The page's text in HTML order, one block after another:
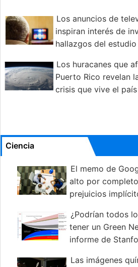
Los anuncios de
inspiran interés de
hallazgos del estudio
Los huracanes que
Puerto Rico revelan
crisis que vive el país
Ciencia
El memo de
alto por
prejuicios
¿Podrían todos
tener un Green
informe de
Las imágenes